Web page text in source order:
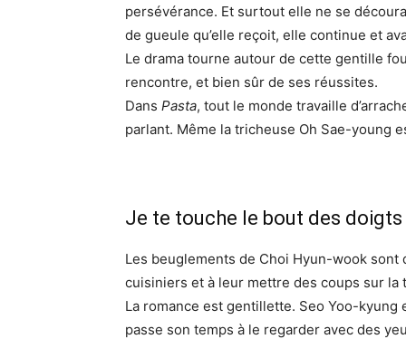
persévérance. Et surtout elle ne se
de gueule qu’elle reçoit, elle continue et
Le drama tourne autour de cette gentille
rencontre, et bien sûr de ses réussites.
Dans Pasta, tout le monde travaille
parlant. Même la tricheuse Oh Sae-young
Je te touche le bout des
Les beuglements de Choi Hyun-wook
cuisiniers et à leur mettre des coups sur la
La romance est gentillette. Seo Yoo-
passe son temps à le regarder avec des